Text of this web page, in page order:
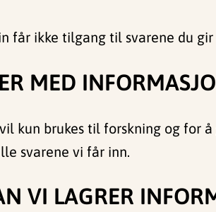
får ikke tilgang til svarene du
MED
kun brukes til forskning og for
svarene vi får inn.
VI LAGRER